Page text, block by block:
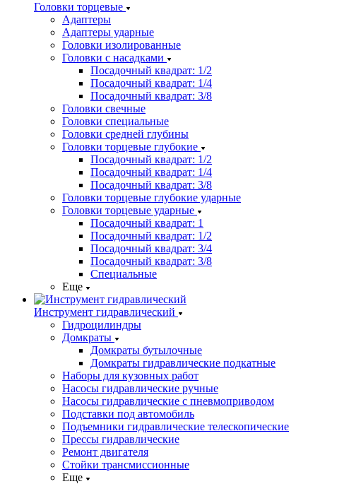
Головки торцевые
Адаптеры
Адаптеры ударные
Головки изолированные
Головки с насадками
Посадочный квадрат: 1/2
Посадочный квадрат: 1/4
Посадочный квадрат: 3/8
Головки свечные
Головки специальные
Головки средней глубины
Головки торцевые глубокие
Посадочный квадрат: 1/2
Посадочный квадрат: 1/4
Посадочный квадрат: 3/8
Головки торцевые глубокие ударные
Головки торцевые ударные
Посадочный квадрат: 1
Посадочный квадрат: 1/2
Посадочный квадрат: 3/4
Посадочный квадрат: 3/8
Специальные
Еще
Инструмент гидравлический
Гидроцилиндры
Домкраты
Домкраты бутылочные
Домкраты гидравлические подкатные
Наборы для кузовных работ
Насосы гидравлические ручные
Насосы гидравлические с пневмоприводом
Подставки под автомобиль
Подъемники гидравлические телескопические
Прессы гидравлические
Ремонт двигателя
Стойки трансмиссионные
Еще